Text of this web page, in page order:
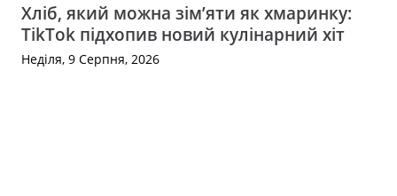
Хліб, який можна зім’яти як хмаринку:
TikTok підхопив новий кулінарний хіт
Неділя, 9 Серпня, 2026